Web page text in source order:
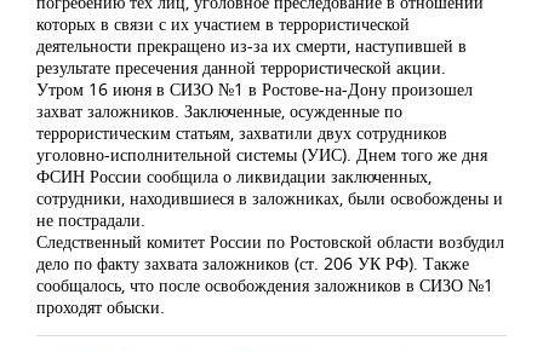
которых в связи с их участием в террористической
деятельности прекращено из-за их смерти, наступившей в
результате пресечения данной террористической акции.
Утром 16 июня в СИЗО №1 в Ростове-на-Дону произошел
захват заложников. Заключенные, осужденные по
террористическим статьям, захватили двух сотрудников
уголовно-исполнительной системы (УИС). Днем того же дня
ФСИН России сообщила о ликвидации заключенных,
сотрудники, находившиеся в заложниках, были освобождены и
не пострадали.
Следственный комитет России по Ростовской области возбудил
дело по факту захвата заложников (ст. 206 УК РФ). Также
сообщалось, что после освобождения заложников в СИЗО №1
проходят обыски.